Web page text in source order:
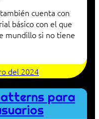
cuenta con
básico con el que
mundillo si no tiene
del 2024
para